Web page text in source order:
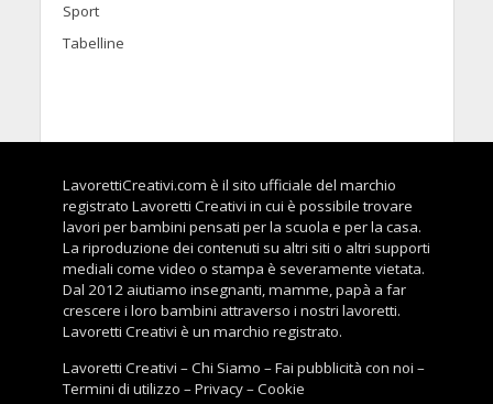
Sport
Tabelline
LavorettiCreativi.com è il sito ufficiale del marchio
registrato Lavoretti Creativi in cui è possibile trovare
lavori per bambini pensati per la scuola e per la casa.
La riproduzione dei contenuti su altri siti o altri supporti
mediali come video o stampa è severamente vietata.
Dal 2012 aiutiamo insegnanti, mamme, papà a far
crescere i loro bambini attraverso i nostri lavoretti.
Lavoretti Creativi è un marchio registrato.
Lavoretti Creativi –Chi Siamo –Fai pubblicità con noi –
Termini di utilizzo –Privacy–Cookie